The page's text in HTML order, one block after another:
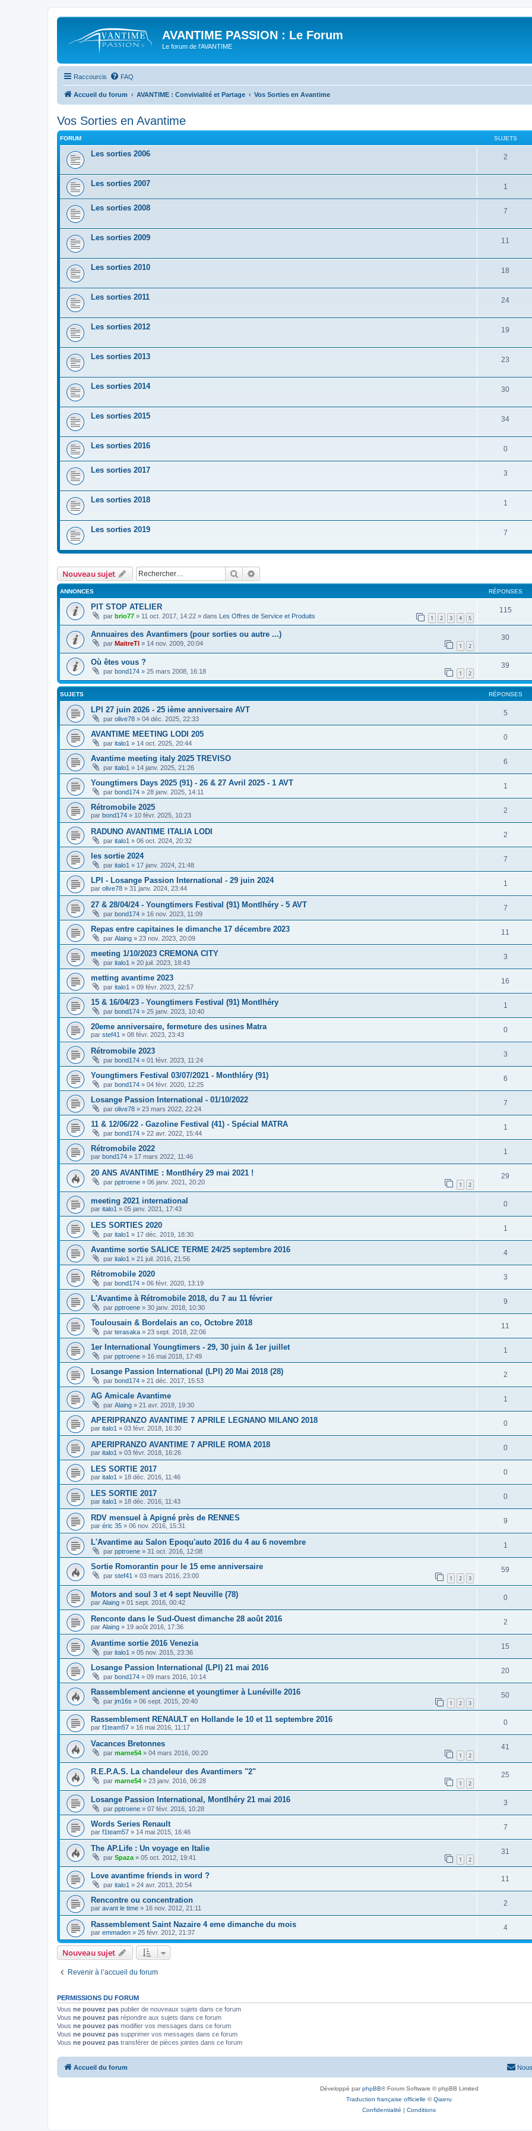
AVANTIME PASSION : Le Forum
Le forum de l'AVANTIME
Raccourcis FAQ
Accueil du forum AVANTIME : Convivialité et Partage Vos Sorties en Avantime
Vos Sorties en Avantime
FORUM SUJETS
Les sorties 2006 2
Les sorties 2007 1
Les sorties 2008 7
Les sorties 2009 11
Les sorties 2010 18
Les sorties 2011 24
Les sorties 2012 19
Les sorties 2013 23
Les sorties 2014 30
Les sorties 2015 34
Les sorties 2016 0
Les sorties 2017 3
Les sorties 2018 1
Les sorties 2019 7
Nouveau sujet Rechercher
ANNONCES RÉPONSES
PIT STOP ATELIER
par brio77 » 11 oct. 2017, 14:22 » dans Les Offres de Service et Produits 1 2 3 4 5
115
Annuaires des Avantimers (pour sorties ou autre ...)
par MaitreTI » 14 nov. 2009, 20:04 1 2
30
Où êtes vous ?
par bond174 » 25 mars 2008, 16:18 1 2
39
SUJETS RÉPONSES
LPI 27 juin 2026 - 25 ième anniversaire AVT
par olive78 » 04 déc. 2025, 22:33
5
AVANTIME MEETING LODI 205
par italo1 » 14 oct. 2025, 20:44
0
Avantime meeting italy 2025 TREVISO
par italo1 » 14 janv. 2025, 21:26
6
Youngtimers Days 2025 (91) - 26 & 27 Avril 2025 - 1 AVT
par bond174 » 28 janv. 2025, 14:11
1
Rétromobile 2025
par bond174 » 10 févr. 2025, 10:23
2
RADUNO AVANTIME ITALIA LODI
par italo1 » 06 oct. 2024, 20:32
2
les sortie 2024
par italo1 » 17 janv. 2024, 21:48
7
LPI - Losange Passion International - 29 juin 2024
par olive78 » 31 janv. 2024, 23:44
1
27 & 28/04/24 - Youngtimers Festival (91) Montlhéry - 5 AVT
par bond174 » 16 nov. 2023, 11:09
7
Repas entre capitaines le dimanche 17 décembre 2023
par Alaing » 23 nov. 2023, 20:09
11
meeting 1/10/2023 CREMONA CITY
par italo1 » 20 juil. 2023, 18:43
3
metting avantime 2023
par italo1 » 09 févr. 2023, 22:57
16
15 & 16/04/23 - Youngtimers Festival (91) Montlhéry
par bond174 » 25 janv. 2023, 10:40
1
20eme anniversaire, fermeture des usines Matra
par stef41 » 08 févr. 2023, 23:43
0
Rétromobile 2023
par bond174 » 01 févr. 2023, 11:24
3
Youngtimers Festival 03/07/2021 - Monthléry (91)
par bond174 » 04 févr. 2020, 12:25
6
Losange Passion International - 01/10/2022
par olive78 » 23 mars 2022, 22:24
7
11 & 12/06/22 - Gazoline Festival (41) - Spécial MATRA
par bond174 » 22 avr. 2022, 15:44
1
Rétromobile 2022
par bond174 » 17 mars 2022, 11:46
1
20 ANS AVANTIME : Montlhéry 29 mai 2021 !
par pptroene » 06 janv. 2021, 20:20 1 2
29
meeting 2021 international
par italo1 » 05 janv. 2021, 17:43
0
LES SORTIES 2020
par italo1 » 17 déc. 2019, 18:30
1
Avantime sortie SALICE TERME 24/25 septembre 2016
par italo1 » 21 juil. 2016, 21:56
4
Rétromobile 2020
par bond174 » 06 févr. 2020, 13:19
3
L'Avantime à Rétromobile 2018, du 7 au 11 février
par pptroene » 30 janv. 2018, 10:30
9
Toulousain & Bordelais an co, Octobre 2018
par terasaka » 23 sept. 2018, 22:06
11
1er International Youngtimers - 29, 30 juin & 1er juillet
par pptroene » 16 mai 2018, 17:49
1
Losange Passion International (LPI) 20 Mai 2018 (28)
par bond174 » 21 déc. 2017, 15:53
2
AG Amicale Avantime
par Alaing » 21 avr. 2018, 19:30
1
APERIPRANZO AVANTIME 7 APRILE LEGNANO MILANO 2018
par italo1 » 03 févr. 2018, 16:30
0
APERIPRANZO AVANTIME 7 APRILE ROMA 2018
par italo1 » 03 févr. 2018, 16:26
0
LES SORTIE 2017
par italo1 » 18 déc. 2016, 11:46
0
LES SORTIE 2017
par italo1 » 18 déc. 2016, 11:43
0
RDV mensuel à Apigné près de RENNES
par éric 35 » 06 nov. 2016, 15:31
9
L'Avantime au Salon Epoqu'auto 2016 du 4 au 6 novembre
par pptroene » 31 oct. 2016, 12:08
1
Sortie Romorantin pour le 15 eme anniversaire
par stef41 » 03 mars 2016, 23:00 1 2 3
59
Motors and soul 3 et 4 sept Neuville (78)
par Alaing » 01 sept. 2016, 00:42
0
Renconte dans le Sud-Ouest dimanche 28 août 2016
par Alaing » 19 août 2016, 17:36
2
Avantime sortie 2016 Venezia
par italo1 » 05 nov. 2015, 23:36
15
Losange Passion International (LPI) 21 mai 2016
par bond174 » 09 mars 2016, 10:14
20
Rassemblement ancienne et youngtimer à Lunéville 2016
par jm16s » 06 sept. 2015, 20:40 1 2 3
50
Rassemblement RENAULT en Hollande le 10 et 11 septembre 2016
par f1team57 » 16 mai 2016, 11:17
0
Vacances Bretonnes
par marne54 » 04 mars 2016, 00:20 1 2
41
R.E.P.A.S. La chandeleur des Avantimers "2"
par marne54 » 23 janv. 2016, 06:28 1 2
25
Losange Passion International, Montlhéry 21 mai 2016
par pptroene » 07 févr. 2016, 10:28
3
Words Series Renault
par f1team57 » 14 mai 2015, 16:46
7
The AP.Life : Un voyage en Italie
par Spaza » 05 oct. 2012, 19:41 1 2
31
Love avantime friends in word ?
par italo1 » 24 avr. 2013, 20:54
11
Rencontre ou concentration
par avant le time » 16 nov. 2012, 21:11
2
Rassemblement Saint Nazaire 4 eme dimanche du mois
par emmaden » 25 févr. 2012, 21:37
4
Nouveau sujet
Revenir à l’accueil du forum
PERMISSIONS DU FORUM
Vous ne pouvez pas publier de nouveaux sujets dans ce forum
Vous ne pouvez pas répondre aux sujets dans ce forum
Vous ne pouvez pas modifier vos messages dans ce forum
Vous ne pouvez pas supprimer vos messages dans ce forum
Vous ne pouvez pas transférer de pièces jointes dans ce forum
Accueil du forum
Développé parphpBB® Forum Software © phpBB Limited
Traduction française officielle ©Qiaeru
Confidentialité | Conditions